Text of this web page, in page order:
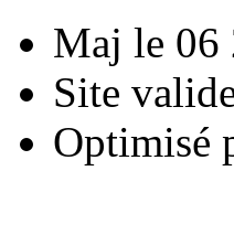
Maj le 06
Site
Optimisé